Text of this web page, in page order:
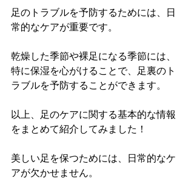
足のトラブルを予防するためには、日
常的なケアが重要です。
乾燥した季節や裸足になる季節には、
特に保湿を心がけることで、足裏のト
ラブルを予防することができます。
以上、足のケアに関する基本的な情報
をまとめて紹介してみました！
美しい足を保つためには、日常的なケ
アが欠かせません。